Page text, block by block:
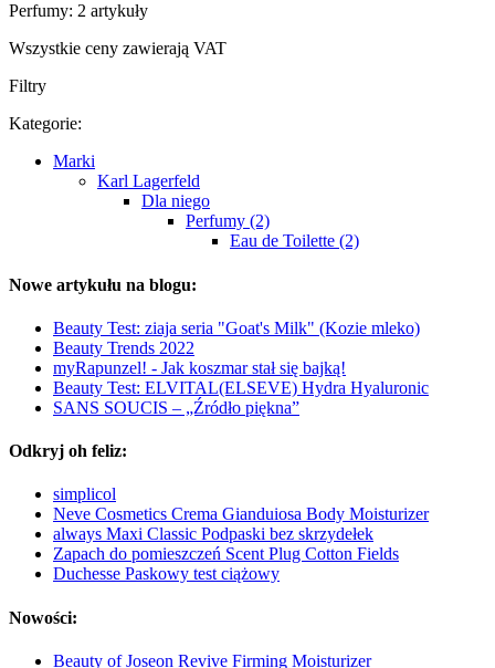
Perfumy: 2 artykuły
Wszystkie ceny zawierają VAT
Filtry
Kategorie:
Marki
Karl Lagerfeld
Dla niego
Perfumy (2)
Eau de Toilette (2)
Nowe artykułu na blogu:
Beauty Test: ziaja seria "Goat's Milk" (Kozie mleko)
Beauty Trends 2022
myRapunzel! - Jak koszmar stał się bajką!
Beauty Test: ELVITAL(ELSEVE) Hydra Hyaluronic
SANS SOUCIS – „Źródło piękna”
Odkryj oh feliz:
simplicol
Neve Cosmetics Crema Gianduiosa Body Moisturizer
always Maxi Classic Podpaski bez skrzydełek
Zapach do pomieszczeń Scent Plug Cotton Fields
Duchesse Paskowy test ciążowy
Nowości:
Beauty of Joseon Revive Firming Moisturizer